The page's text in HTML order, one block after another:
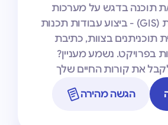
תוכנה בדגש על מערכות
מידע גיאוגרפיות (GIS) - ביצוע עבודות תכנות
תוכניתנים בצוות, כתיבת
בפרויקט. נשמע מעניין?
את קורות החיים שלך
הגשה מהירה